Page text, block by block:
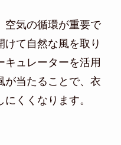
空気の循環が重要で
て自然な風を取り
キュレーターを活用
が当たることで、衣
くくなります。